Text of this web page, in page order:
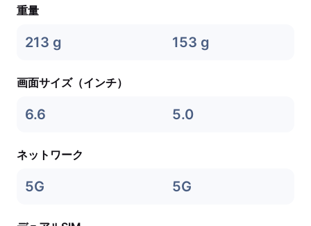
重量
213 g 153 g
画面サイズ（インチ）
6.6 5.0
ネットワーク
5G 5G